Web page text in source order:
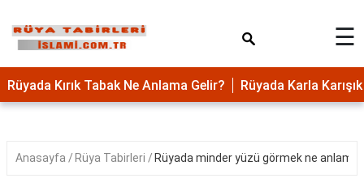
☰
Rüyada Kırık Tabak Ne Anlama Gelir? Rüyada Karla
Anasayfa Rüya Tabirleri Rüyada minder yüzü görmek ne anlama